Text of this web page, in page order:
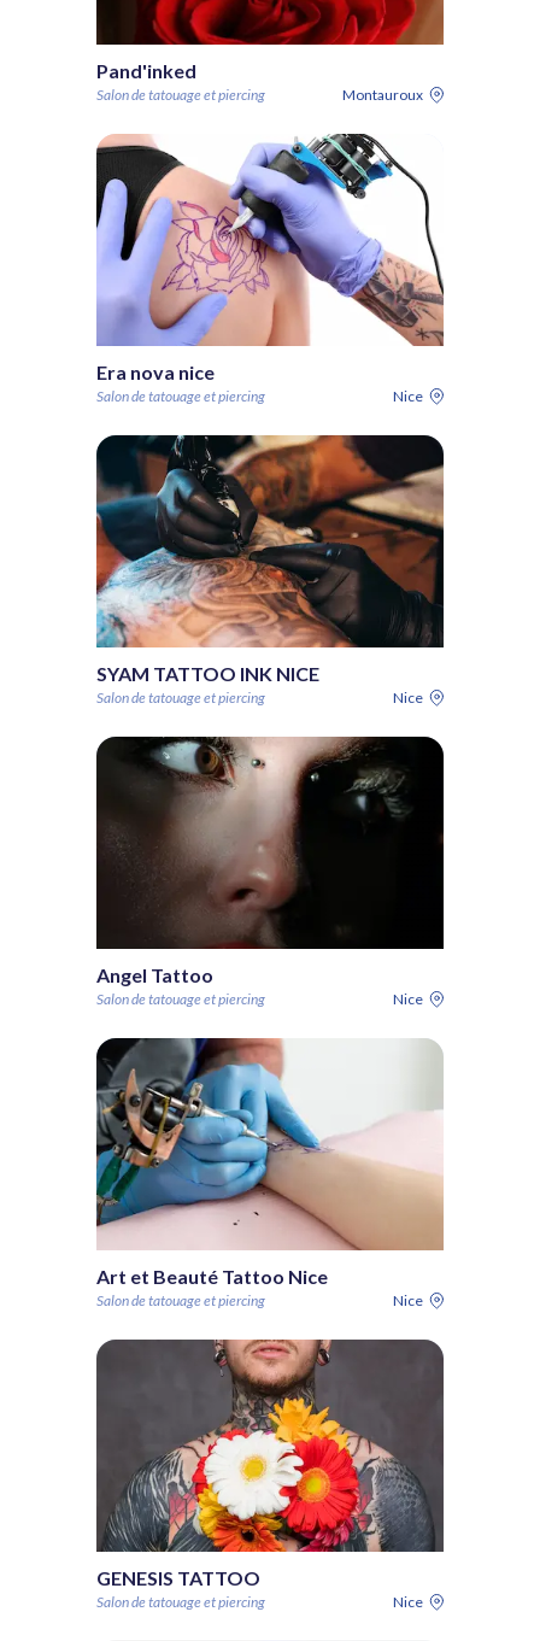
Pand'inked
Salon de tatouage et piercing Montauroux
Era nova nice
Salon de tatouage et piercing Nice
SYAM TATTOO INK NICE
Salon de tatouage et piercing Nice
Angel Tattoo
Salon de tatouage et piercing Nice
Art et Beauté Tattoo Nice
Salon de tatouage et piercing Nice
GENESIS TATTOO
Salon de tatouage et piercing Nice